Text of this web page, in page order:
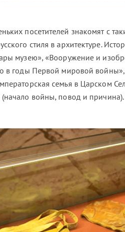
посетителей знакомят с
стиля в архитектуре.
музею», «Вооружение и
в годы Первой мировой войны»,
семья в Царском
войны, повод и